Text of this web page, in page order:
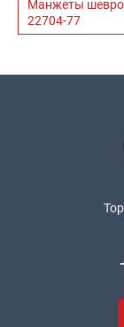
Манжеты
22704-77